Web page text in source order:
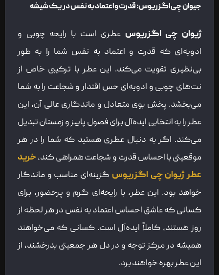
جیوان چی اگزریوس: قدرت و اعتماد به نفس در یک شیشه
ژیوان چی اگزریوس عطری است با رایحه چوبی و
ادویه‌ای که قدرت و اعتماد به نفس شما را به طور
بی‌نظیری تقویت می‌کند. این عطر با ترکیبی خاص از
نت‌های چوبی و ادویه‌ای حس اقتدار و شجاعت را به شما
می‌بخشد. پخش بوی متعادل و ماندگاری عالی آن، این
عطر را به انتخابی ایده‌آل برای فصول پاییز و زمستان تبدیل
می‌کند. اگر به دنبال عطری هستید که شما را در هر
موقعیتی با احساس قدرت و شجاعت همراهی کند،خرید
عطر ژیوان چی اگزریوس گزینه‌ای مناسب و ماندگار
خواهد بود. این عطر، با رایحه‌ای گرم و پرحضور، برای
کسانی که عاشق احساس اعتماد به نفس در هر لحظه از
روز هستند، کاملاً ایده‌آل است. کسانی که می‌خواهند
همیشه در مرکز توجه و در دل هر جمعیتی بدرخشند، از
این عطر بهره خواهند برد.